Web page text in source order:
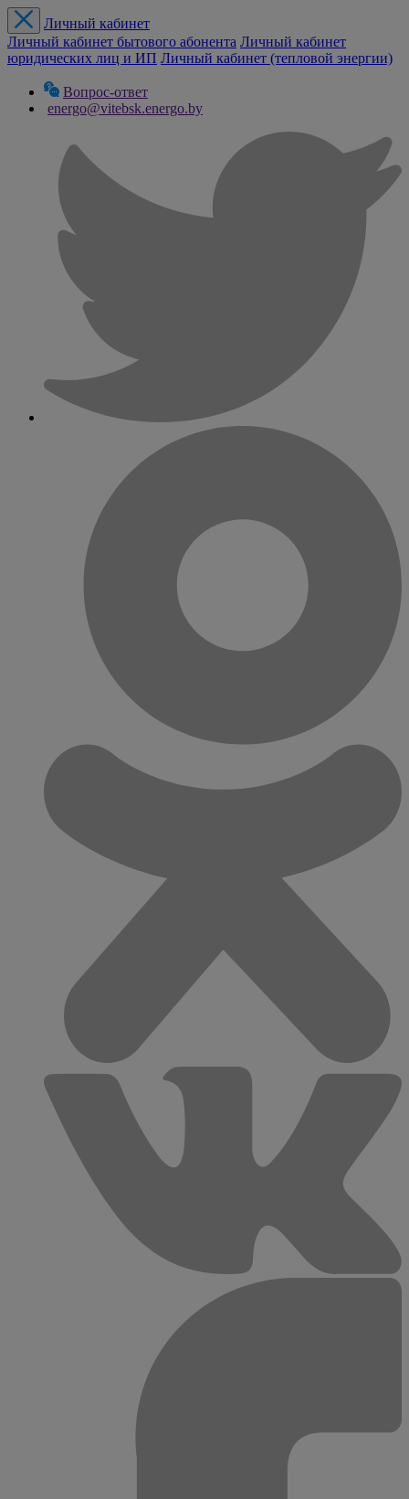
Личный кабинет
Личный кабинет бытового абонента Личный кабинет
юридических лиц и ИП Личный кабинет (тепловой энергии)
Вопрос-ответ
energo@vitebsk.energo.by